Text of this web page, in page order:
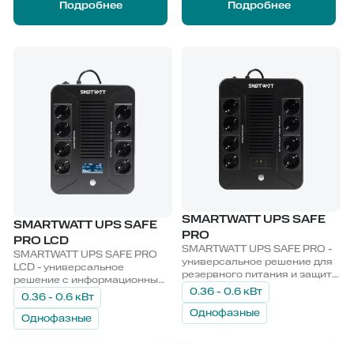
Подробнее Подробнее
SMARTWATT UPS SAFE
PRO LCD
SMARTWATT UPS SAFE PRO
LCD - универсальное
решение с информационным
LCD-дисплеем для
резервного питания и защиты
кассового и периферийного
оборудования.
0.36 - 0.6 кВт
Однофазные
SMARTWATT UPS SAFE
PRO
SMARTWATT UPS SAFE PRO -
универсальное решение для
резервного питания и защиты
кассового и периферийного
оборудования.
0.36 - 0.6 кВт
Однофазные